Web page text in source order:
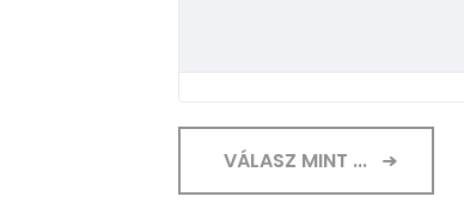
VÁLASZ MINT ...